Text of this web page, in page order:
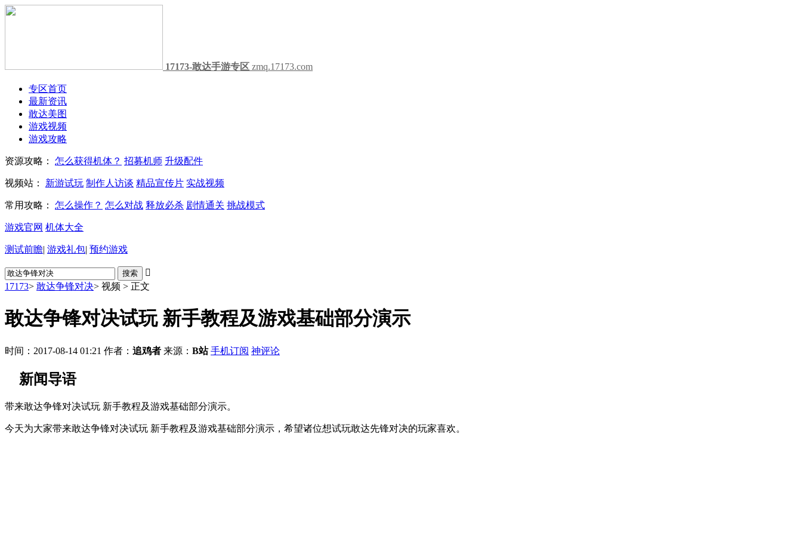
17173-敢达手游专区 zmq.17173.com
专区首页
最新资讯
敢达美图
游戏视频
游戏攻略
资源攻略： 怎么获得机体？ 招募机师 升级配件
视频站： 新游试玩 制作人访谈 精品宣传片 实战视频
常用攻略： 怎么操作？ 怎么对战 释放必杀 剧情通关 挑战模式
游戏官网 机体大全
测试前瞻| 游戏礼包| 预约游戏

17173> 敢达争锋对决> 视频 > 正文
敢达争锋对决试玩 新手教程及游戏基础部分演示
时间：2017-08-14 01:21 作者： 追鸡者 来源： B站 手机订阅 神评论
新闻导语
带来敢达争锋对决试玩 新手教程及游戏基础部分演示。
今天为大家带来敢达争锋对决试玩 新手教程及游戏基础部分演示，希望诸位想试玩敢达先锋对决的玩家喜欢。